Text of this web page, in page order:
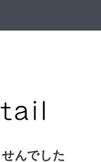
んでした